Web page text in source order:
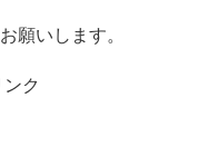
願いします。
ク